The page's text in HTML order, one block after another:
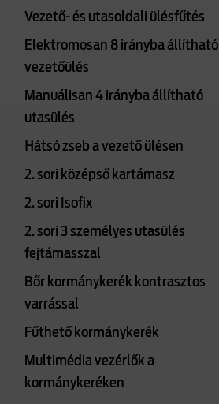
Vezető- és utasoldali ülésfűtés
Elektromosan 8 irányba állítható
vezetőülés
Manuálisan 4 irányba állítható
utasülés
Hátsó zseb a vezető ülésen
2. sori középső kartámasz
2. sori Isofix
2. sori 3 személyes utasülés
fejtámasszal
Bőr kormánykerék kontrasztos
varrással
Fűthető kormánykerék
Multimédia vezérlők a
kormánykeréken